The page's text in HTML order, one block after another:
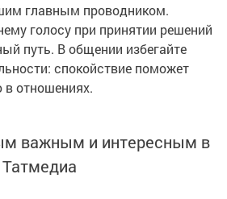
главным проводником.
голосу при принятии решений
путь. В общении избегайте
спокойствие поможет
отношениях.
важным и интересным в
Татмедиа